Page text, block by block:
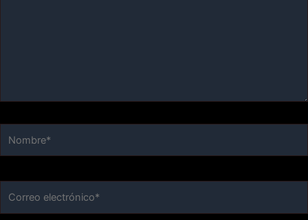
electrónico*